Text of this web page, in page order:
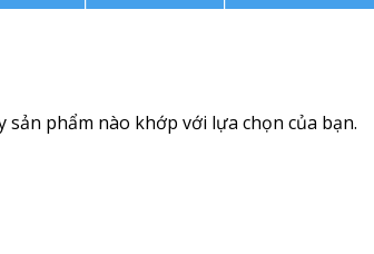
sản phẩm nào khớp với lựa chọn của bạn.